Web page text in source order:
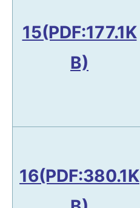
15(PDF:177.1K
B)
16(PDF:380.1K